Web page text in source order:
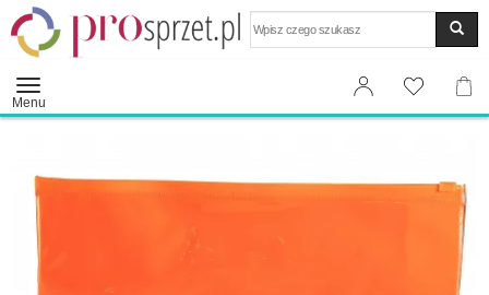
Menu